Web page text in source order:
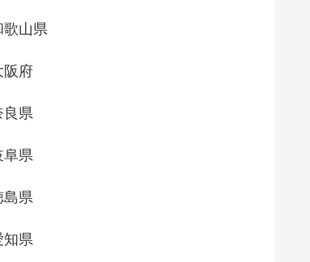
歌山県
阪府
良県
阜県
島県
知県